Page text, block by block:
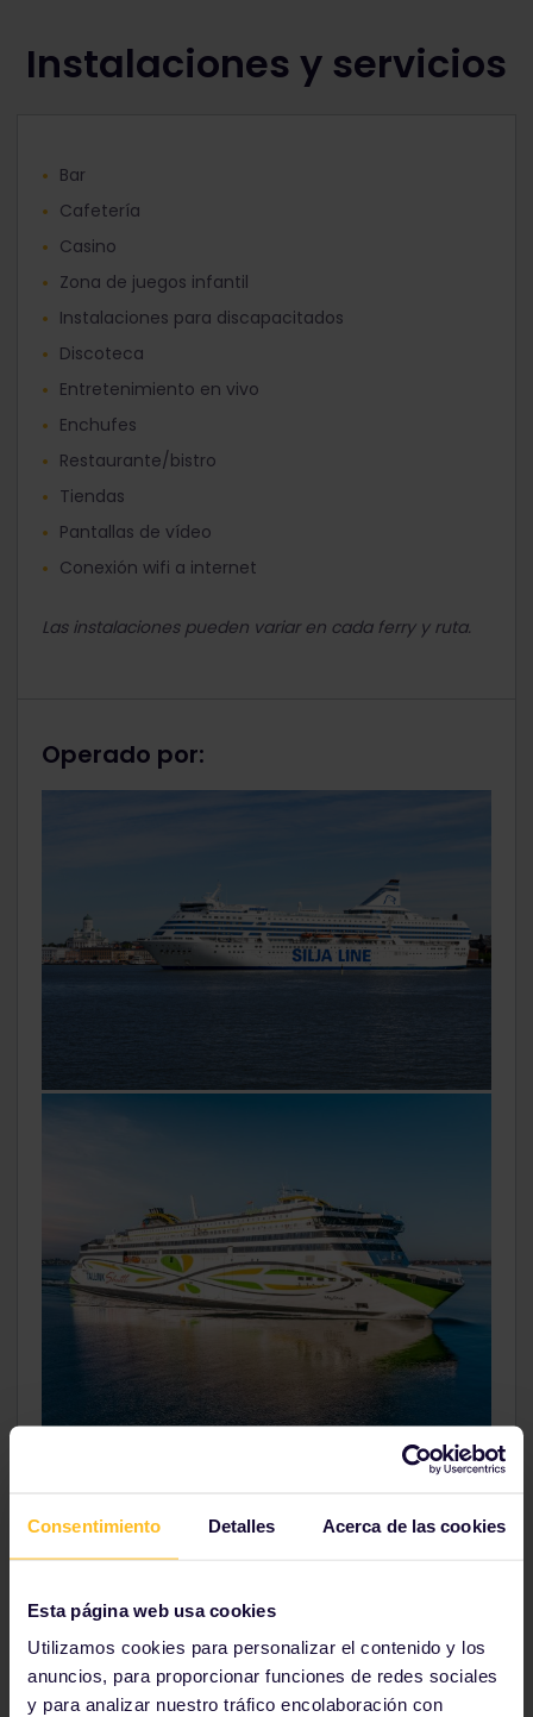
Consentimiento Detalles Acerca de las cookies
Esta página web usa cookies
Utilizamos cookies para personalizar el contenido y los
anuncios, para proporcionar funciones de redes sociales
y para analizar nuestro tráfico encolaboración con
Instalaciones y servicios
Bar
Cafetería
Casino
Zona de juegos infantil
Instalaciones para discapacitados
Discoteca
Entretenimiento en vivo
Enchufes
Restaurante/bistro
Tiendas
Pantallas de vídeo
Conexión wifi a internet
Las instalaciones pueden variar en cada ferry y ruta.
Operado por:
Información adicional
Descuentos para titulares del pase